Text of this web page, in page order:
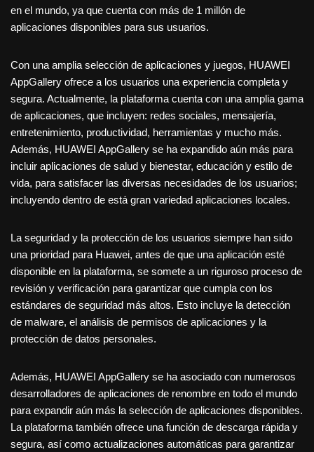
en el mundo, ya que cuenta con más de 1 millón de
aplicaciones disponibles para sus usuarios.
Con una amplia selección de aplicaciones y juegos, HUAWEI
AppGallery ofrece a los usuarios una experiencia completa y
segura. Actualmente, la plataforma cuenta con una amplia gama
de aplicaciones, que incluyen: redes sociales, mensajería,
entretenimiento, productividad, herramientas y mucho más.
Además, HUAWEI AppGallery se ha expandido aún más para
incluir aplicaciones de salud y bienestar, educación y estilo de
vida, para satisfacer las diversas necesidades de los usuarios;
incluyendo dentro de está gran variedad aplicaciones locales.
La seguridad y la protección de los usuarios siempre han sido
una prioridad para Huawei, antes de que una aplicación esté
disponible en la plataforma, se somete a un riguroso proceso de
revisión y verificación para garantizar que cumpla con los
estándares de seguridad más altos. Esto incluye la detección
de malware, el análisis de permisos de aplicaciones y la
protección de datos personales.
Además, HUAWEI AppGallery se ha asociado con numerosos
desarrolladores de aplicaciones de renombre en todo el mundo
para expandir aún más la selección de aplicaciones disponibles.
La plataforma también ofrece una función de descarga rápida y
segura, así como actualizaciones automáticas para garantizar